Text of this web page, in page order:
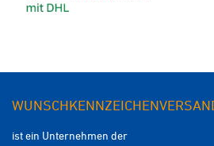
ist ein Unternehmen der